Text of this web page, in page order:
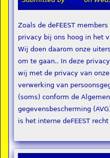
Zoals de deFEEST
privacy bij ons hoog in het
Wij doen daarom onze
om te gaan.. In deze
wij met de privacy van
verwerking van
(soms) conform de
gegevensbescherming
is het interne deFEEST